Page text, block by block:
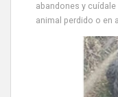
abandones y
animal perdido o en